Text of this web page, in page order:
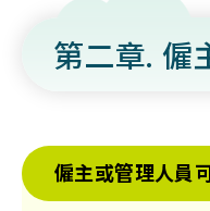
第二章. 僱
僱主或管理人員